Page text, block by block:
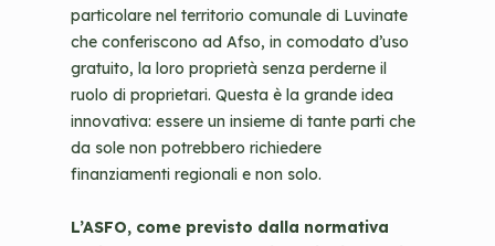
particolare nel territorio comunale di Luvinate
che conferiscono ad Afso, in comodato d’uso
gratuito, la loro proprietà senza perderne il
ruolo di proprietari. Questa è la grande idea
innovativa: essere un insieme di tante parti che
da sole non potrebbero richiedere
finanziamenti regionali e non solo.
L’ASFO, come previsto dalla normativa